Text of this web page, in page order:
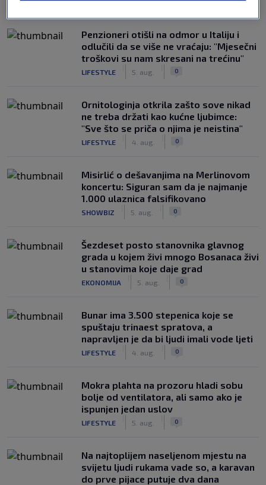
Penzioneri otišli na odmor u Italiju i
odlučili da se više ne vraćaju: "Mjesečni
troškovi su nam skresani na trećinu"
LIFESTYLE 5. aug. 0
Ornitologinja otkrila zašto sove nikad
ne treba držati kao kućne ljubimce:
"Sve što se priča o njima je neistina"
LIFESTYLE 4. aug. 0
Misirlić o dešavanjima na Merlinovom
koncertu: Siguran sam da je najmanje
1.000 ulaznica falsifikovano
SHOWBIZ 5. aug. 0
Šezdeset posto stanovnika glavnog
grada u kojem živi mnogo Bosanaca živi
u stanovima koje daje grad
EKONOMIJA 5. aug. 0
Bunar imа 3.500 stepenica koje se
spuštaju trinaest spratova, a
napravljen je da bi ljudi imali vode ljeti
LIFESTYLE 4. aug. 0
Mokra plahta na prozoru hladi sobu
bolje od ventilatora, ali samo ako je
ispunjen jedan uslov
LIFESTYLE 5. aug. 0
Na najtoplijem naseljenom mjestu na
svijetu ljudi rukama vade so, a karavan
do prve pijace putuje dva dana